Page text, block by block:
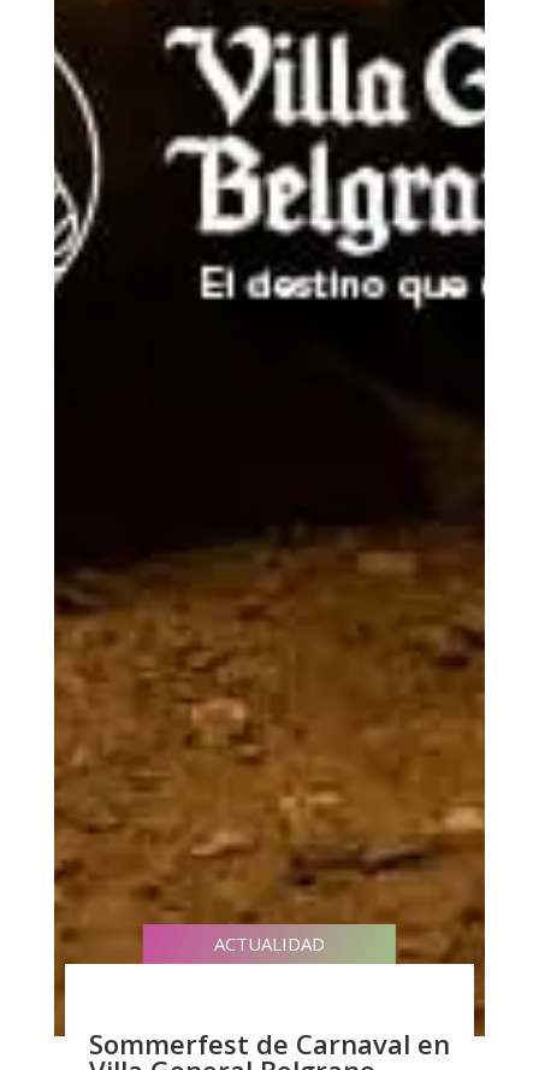
ACTUALIDAD
Sommerfest de Carnaval en